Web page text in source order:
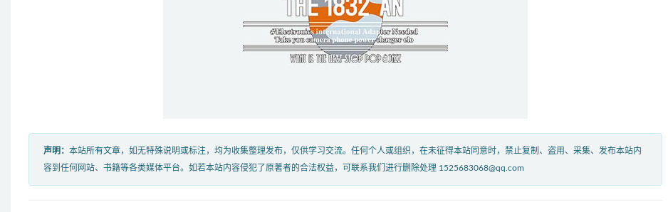
声明： 本站所有文章，如无特殊说明或标注，均为收集整理发布，仅供学习交流。任何个人或组织，在未征得本站同意时，禁止复制、盗用、采集、发布本站内
容到任何网站、书籍等各类媒体平台。如若本站内容侵犯了原著者的合法权益，可联系我们进行删除处理 1525683068@qq.com